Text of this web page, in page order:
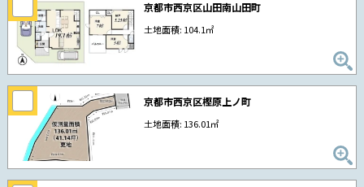
京都市西京区山田南山田町
土地面積: 104.1㎡
京都市西京区樫原上ノ町
土地面積: 136.01㎡